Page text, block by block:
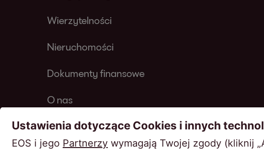
Wierzytelności
Nieruchomości
Dokumenty finansowe
O nas
Kontakt